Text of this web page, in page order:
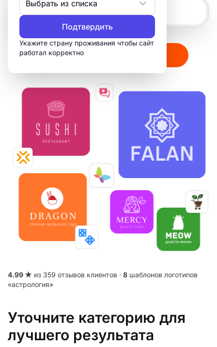
Выбрать из списка
Подтвердить
Укажите страну проживания чтобы сайт
работал корректноСоздать мой логотип
4.99 ★ из 359 отзывов клиентов · 8 шаблонов логотипов
«астрология»
Уточните категорию для
лучшего результата